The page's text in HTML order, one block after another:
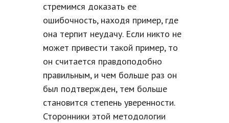
стремимся доказать ее
ошибочность, находя пример, где
она терпит неудачу. Если никто не
может привести такой пример, то
он считается правдоподобно
правильным, и чем больше раз он
был подтвержден, тем больше
становится степень уверенности.
Сторонники этой методологии